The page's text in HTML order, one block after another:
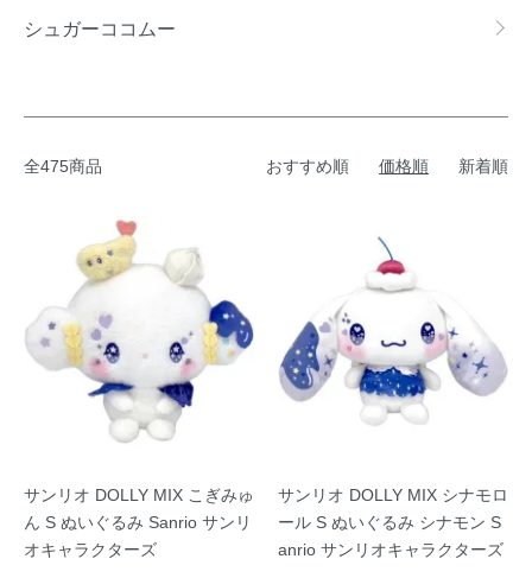
シュガーココムー
全475商品 おすすめ順 価格順 新着順
サンリオ DOLLY MIX こぎみゅ
ん S ぬいぐるみ Sanrio サンリ
オキャラクターズ
サンリオ DOLLY MIX シナモロ
ール S ぬいぐるみ シナモン S
anrio サンリオキャラクターズ